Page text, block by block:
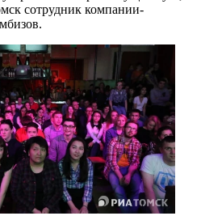
сотрудник компании-